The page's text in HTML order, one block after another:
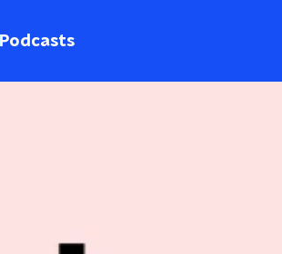
Podcasts